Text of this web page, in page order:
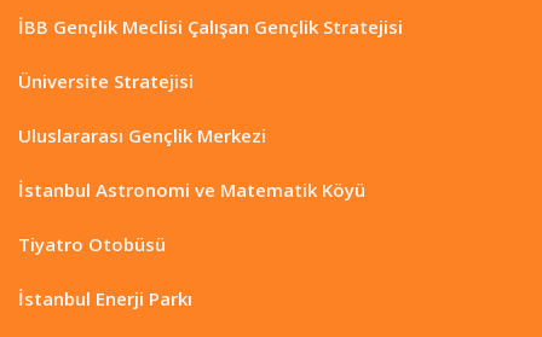
İBB Gençlik Meclisi Çalışan Gençlik Stratejisi
Üniversite Stratejisi
Uluslararası Gençlik Merkezi
İstanbul Astronomi ve Matematik Köyü
Tiyatro Otobüsü
İstanbul Enerji Parkı